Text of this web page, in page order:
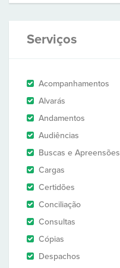
Serviços
Acompanhamentos
Alvarás
Andamentos
Audiências
Buscas e Apreensões
Cargas
Certidões
Conciliação
Consultas
Cópias
Despachos